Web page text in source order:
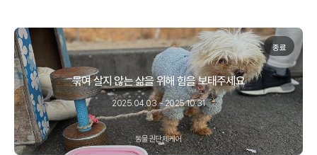
종료
묶여 살지 않는 삶을 위해 힘을 보태주세요
2025.04.03 ~ 2025.10.31
동물권단체케어